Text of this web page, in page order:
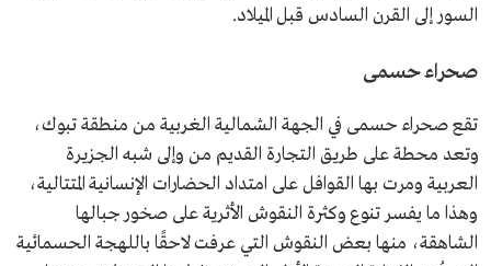
السور إلى القرن السادس قبل الميلاد.
صحراء حسمى
تقع صحراء حسمى في الجهة الشمالية الغربية من منطقة تبوك،
وتعد محطة على طريق التجارة القديم من وإلى شبه الجزيرة
العربية ومرت بها القوافل على امتداد الحضارات الإنسانية المتتالية،
وهذا ما يفسر تنوع وكثرة النقوش الأثرية على صخور جبالها
الشاهقة، منها بعض النقوش التي عرفت لاحقًا باللهجة الحسمائية